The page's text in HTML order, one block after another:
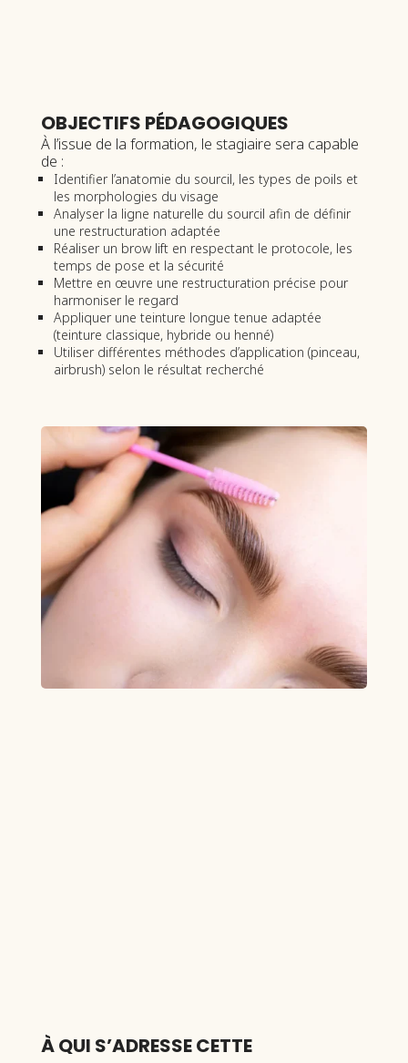
OBJECTIFS PÉDAGOGIQUES
À l’issue de la formation, le stagiaire sera capable
de :
Identifier l’anatomie du sourcil, les types de poils et
les morphologies du visage
Analyser la ligne naturelle du sourcil afin de définir
une restructuration adaptée
Réaliser un brow lift en respectant le protocole, les
temps de pose et la sécurité
Mettre en œuvre une restructuration précise pour
harmoniser le regard
Appliquer une teinture longue tenue adaptée
(teinture classique, hybride ou henné)
Utiliser différentes méthodes d’application (pinceau,
airbrush) selon le résultat recherché
À QUI S’ADRESSE CETTE